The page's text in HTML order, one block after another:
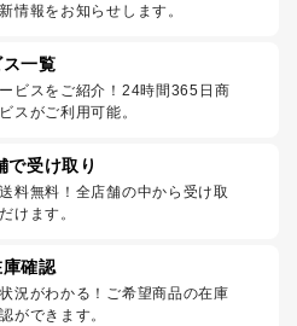
情報をお知らせします。
一覧
ビスをご紹介！24時間365日商
スがご利用可能。
で受け取り
料無料！全店舗の中から受け取
けます。
確認
況がわかる！ご希望商品の在庫
ができます。